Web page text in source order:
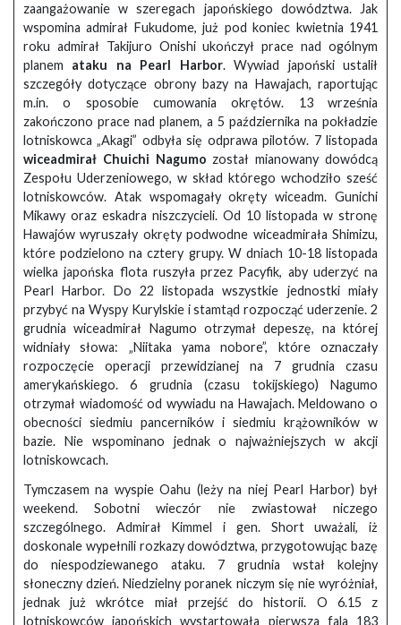
zaangażowanie w szeregach japońskiego dowództwa. Jak
wspomina admirał Fukudome, już pod koniec kwietnia 1941
roku admirał Takijuro Onishi ukończył prace nad ogólnym
planem ataku na Pearl Harbor. Wywiad japoński ustalił
szczegóły dotyczące obrony bazy na Hawajach, raportując
m.in. o sposobie cumowania okrętów. 13 września
zakończono prace nad planem, a 5 października na pokładzie
lotniskowca „Akagi” odbyła się odprawa pilotów. 7 listopada
wiceadmirał Chuichi Nagumo został mianowany dowódcą
Zespołu Uderzeniowego, w skład którego wchodziło sześć
lotniskowców. Atak wspomagały okręty wiceadm. Gunichi
Mikawy oraz eskadra niszczycieli. Od 10 listopada w stronę
Hawajów wyruszały okręty podwodne wiceadmirała Shimizu,
które podzielono na cztery grupy. W dniach 10-18 listopada
wielka japońska flota ruszyła przez Pacyfik, aby uderzyć na
Pearl Harbor. Do 22 listopada wszystkie jednostki miały
przybyć na Wyspy Kurylskie i stamtąd rozpocząć uderzenie. 2
grudnia wiceadmirał Nagumo otrzymał depeszę, na której
widniały słowa: „Niitaka yama nobore”, które oznaczały
rozpoczęcie operacji przewidzianej na 7 grudnia czasu
amerykańskiego. 6 grudnia (czasu tokijskiego) Nagumo
otrzymał wiadomość od wywiadu na Hawajach. Meldowano o
obecności siedmiu pancerników i siedmiu krążowników w
bazie. Nie wspominano jednak o najważniejszych w akcji
lotniskowcach.
Tymczasem na wyspie Oahu (leży na niej Pearl Harbor) był
weekend. Sobotni wieczór nie zwiastował niczego
szczególnego. Admirał Kimmel i gen. Short uważali, iż
doskonale wypełnili rozkazy dowództwa, przygotowując bazę
do niespodziewanego ataku. 7 grudnia wstał kolejny
słoneczny dzień. Niedzielny poranek niczym się nie wyróżniał,
jednak już wkrótce miał przejść do historii. O 6.15 z
lotniskowców japońskich wystartowała pierwsza fala 183